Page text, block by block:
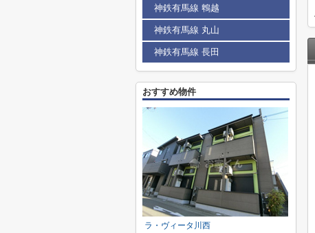
神鉄有馬線 鵯越
神鉄有馬線 丸山
神鉄有馬線 長田
おすすめ物件
ラ・ヴィータ川西